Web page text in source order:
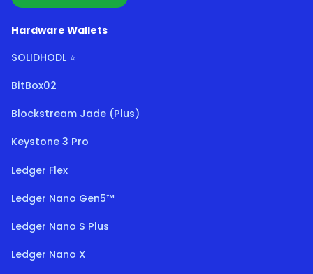
Hardware Wallets
SOLIDHODL ⭐
BitBox02
Blockstream Jade (Plus)
Keystone 3 Pro
Ledger Flex
Ledger Nano Gen5™
Ledger Nano S Plus
Ledger Nano X